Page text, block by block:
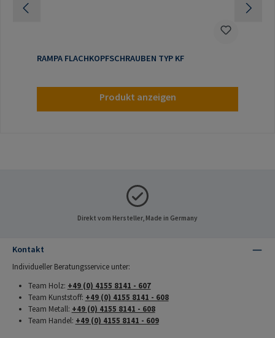
RAMPA FLACHKOPFSCHRAUBEN TYP KF
Produkt anzeigen
Direkt vom Hersteller, Made in Germany
Kontakt
Individueller Beratungsservice unter:
Team Holz: +49 (0) 4155 8141 - 607
Team Kunststoff: +49 (0) 4155 8141 - 608
Team Metall: +49 (0) 4155 8141 - 608
Team Handel: +49 (0) 4155 8141 - 609